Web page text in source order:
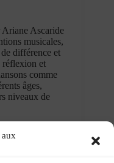
aux
Ariane Ascaride
musicales,
différence et
réflexion et
comme
âges,
niveaux de